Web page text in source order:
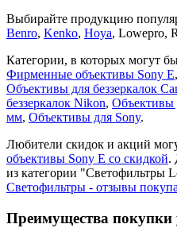
Выбирайте продукцию
Benro, Kenko, Hoya, Lowepro,
Категории, в которых могут
Фирменные объективы Sony E,
Объективы для беззеркалок
беззеркалок Nikon, Объективы
мм, Объективы для Sony.
Любители скидок и акций
объективы Sony E со скидкой.
из категории "Светофильтры
Светофильтры - отзывы
Преимущества покупки